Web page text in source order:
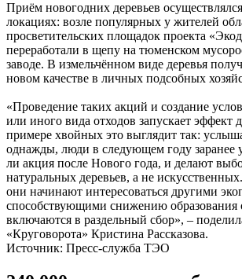
Приём новогодних деревьев
локациях: возле популярных у жителей
просветительских площадок проекта
переработали в щепу на тюменском
заводе. В измельчённом виде деревья
новом качестве в личных подсобных
«Проведение таких акций и создание
или иного вида отходов запускает эффект
примере хвойных это выглядит так:
однажды, люди в следующем году заранее
ли акция после Нового года, и делают
натуральных деревьев, а не
они начинают интересоваться другими
способствующими снижению образования
включаются в раздельный сбор», –
«Круговорота» Кристина Рассказова.
Источник: Пресс-служба ТЭО